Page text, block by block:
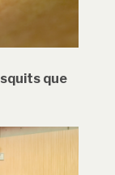
que